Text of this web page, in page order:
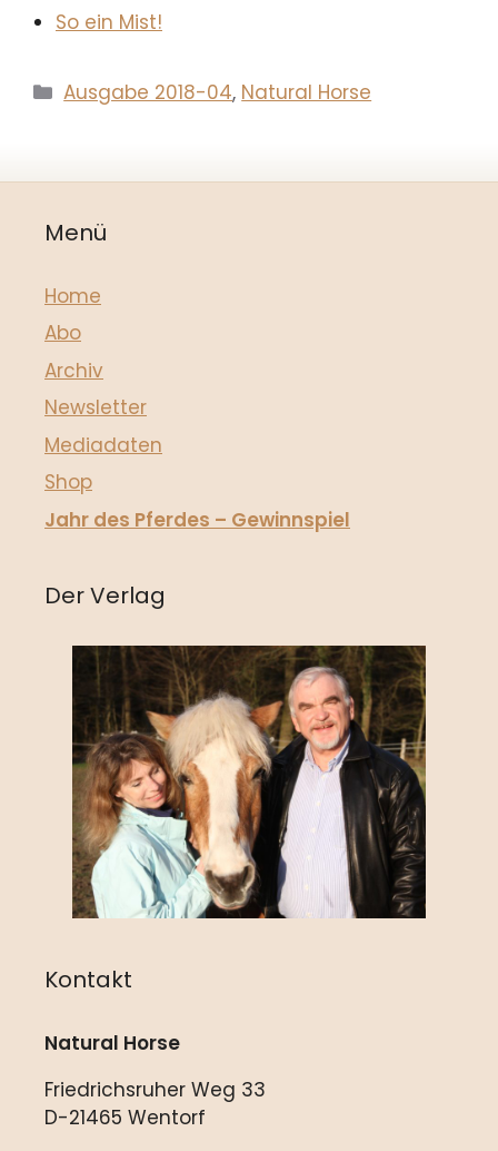
So ein Mist!
Kategorien
Ausgabe 2018-04, Natural Horse
Menü
Home
Abo
Archiv
Newsletter
Mediadaten
Shop
Jahr des Pferdes – Gewinnspiel
Der Verlag
Kontakt
Natural Horse
Friedrichsruher Weg 33
D-21465 Wentorf